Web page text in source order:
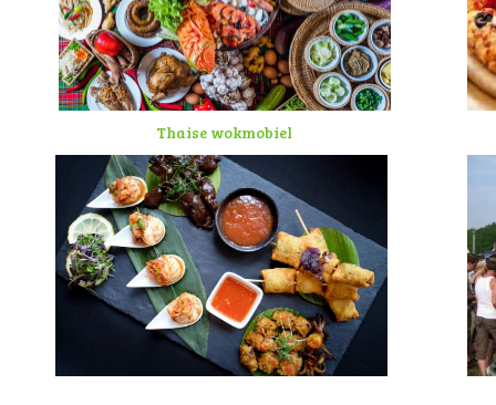
Thaise wokmobiel